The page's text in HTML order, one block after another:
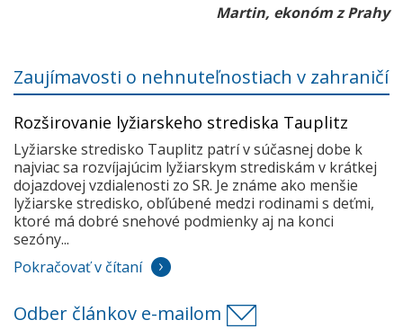
Martin, ekonóm z Prahy
Zaujímavosti o nehnuteľnostiach v zahraničí
Rozširovanie lyžiarskeho strediska Tauplitz
Lyžiarske stredisko Tauplitz patrí v súčasnej dobe k
najviac sa rozvíjajúcim lyžiarskym strediskám v krátkej
dojazdovej vzdialenosti zo SR. Je známe ako menšie
lyžiarske stredisko, obľúbené medzi rodinami s deťmi,
ktoré má dobré snehové podmienky aj na konci
sezóny...
Pokračovať v čítaní
Odber článkov e-mailom